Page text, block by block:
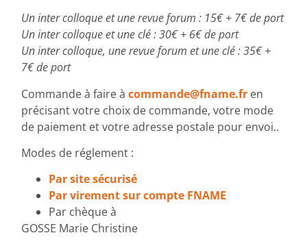
Un inter colloque et une revue forum : 15€ + 7€ de port
Un inter colloque et une clé : 30€ + 6€ de port
Un inter colloque, une revue forum et une clé : 35€ +
7€ de port
Commande à faire àcommande@fname.fr en
précisant votre choix de commande, votre mode
de paiement et votre adresse postale pour envoi..
Modes de réglement :
Par site sécurisé
Par virement sur compte FNAME
Par chèque à
GOSSE Marie Christine